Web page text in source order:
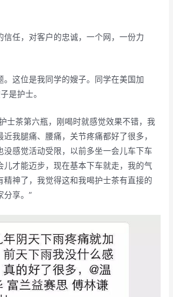
信任，对客户的忠诚，一个网，一份力
。这位是我同学的嫂子。同学在美国加
是护士。
士茶第六瓶，刚喝时就感觉效果不错，我
我腿痛、腰痛，关节疼痛都好了很多，
没感觉活动受限，以前多坐一会儿车下车
儿才能迈步，现在基本下车就走，我的气
精神了，我觉得这和我喝护士茶有直接的
分享。”